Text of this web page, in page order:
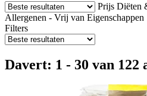
Prijs Diëten
Allergenen - Vrij van Eigenschappen
Filters
Davert: 1 - 30 van 122